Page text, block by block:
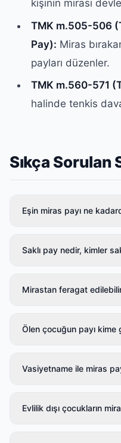
kişinin mirası
TMK m.505-506
Pay): Miras
payları düzenler.
TMK m.560-571
halinde tenkis
Sıkça Sorulan
Eşin miras payı ne
Saklı pay nedir, kimler
Mirastan feragat
Ölen çocuğun payı kime
Vasiyetname ile miras
Evlilik dışı çocukların